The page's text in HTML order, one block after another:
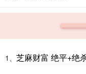
1、 芝麻财富 绝平+绝